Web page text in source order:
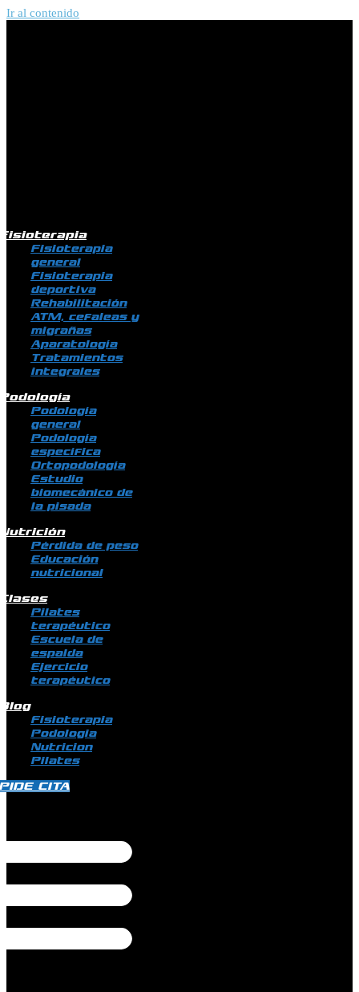
Ir al contenido
Fisioterapia
general
Fisioterapia
deportiva
Rehabilitación
ATM, cefaleas y
migrañas
Aparatología
Tratamientos
integrales
Podología
general
Podología
específica
Ortopodología
Estudio
biomecánico de
la pisada
Pérdida de peso
Educación
nutricional
Pilates
terapéutico
Escuela de
espalda
Ejercicio
terapéutico
Fisioterapia
Podologia
Nutricion
Pilates
CITA